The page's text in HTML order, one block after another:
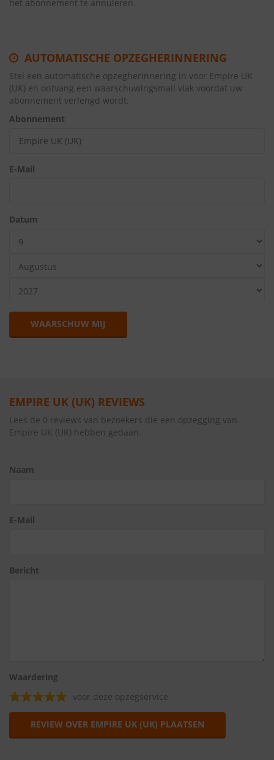
het abonnement te annuleren.
AUTOMATISCHE OPZEGHERINNERING
Stel een automatische opzegherinnering in voor Empire UK
(UK) en ontvang een waarschuwingsmail vlak voordat uw
abonnement verlengd wordt.
Abonnement
E-Mail
Datum
WAARSCHUW MIJ
EMPIRE UK (UK) REVIEWS
Lees de 0 reviews van bezoekers die een opzegging van
Empire UK (UK) hebben gedaan.
Naam
E-Mail
Bericht
Waardering
voor deze opzegservice
REVIEW OVER EMPIRE UK (UK) PLAATSEN